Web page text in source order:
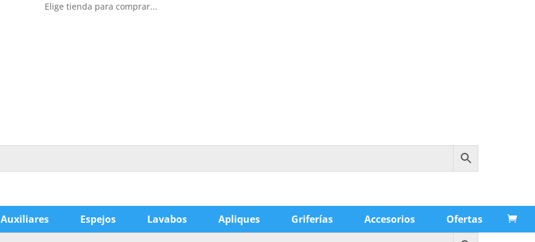
Elige tienda para comprar...
Auxiliares Espejos Lavabos Apliques Griferías Accesorios Ofertas